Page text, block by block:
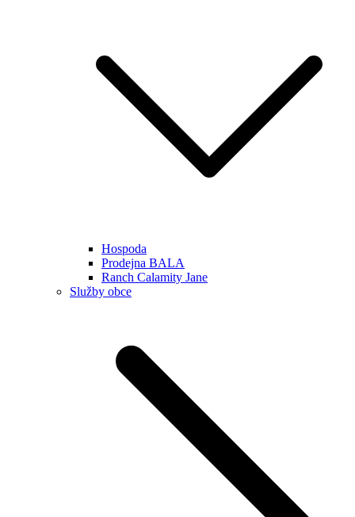
Hospoda
Prodejna BALA
Ranch Calamity Jane
Služby obce